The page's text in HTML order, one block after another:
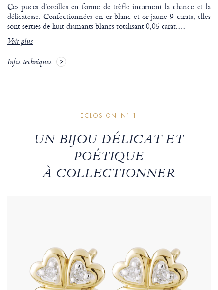
Ces puces d'oreilles en forme de trèfle incarnent la chance et la
délicatesse. Confectionnées en or blanc et or jaune 9 carats, elles
sont serties de huit diamants blancs totalisant 0,05 carat.…
Voir plus
Infos techniques
ECLOSION Nº 1
UN BIJOU DÉLICAT ET
POÉTIQUE
À COLLECTIONNER